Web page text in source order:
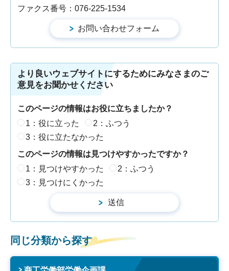
ファクス番号：076-225-1534
より良いウェブサイトにするためにみなさまのご
意見をお聞かせください
このページの情報はお役に立ちましたか？
1：役に立った
2：ふつう
3：役に立たなかった
このページの情報は見つけやすかったですか？
1：見つけやすかった
2：ふつう
3：見つけにくかった
同じ分類から探す